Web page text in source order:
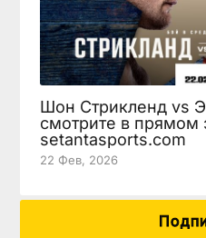
Шон Стрикленд vs
смотрите в прямом
setantasports.com
22 Фев, 2026